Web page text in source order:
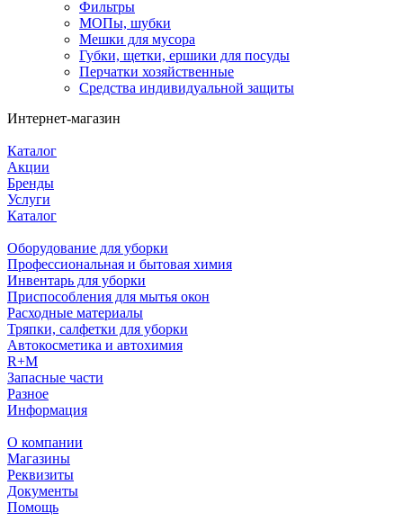
Фильтры
МОПы, шубки
Мешки для мусора
Губки, щетки, ершики для посуды
Перчатки хозяйственные
Средства индивидуальной защиты
Интернет-магазин
Каталог
Акции
Бренды
Услуги
Каталог
Оборудование для уборки
Профессиональная и бытовая химия
Инвентарь для уборки
Приспособления для мытья окон
Расходные материалы
Тряпки, салфетки для уборки
Автокосметика и автохимия
R+M
Запасные части
Разное
Информация
О компании
Магазины
Реквизиты
Документы
Помощь